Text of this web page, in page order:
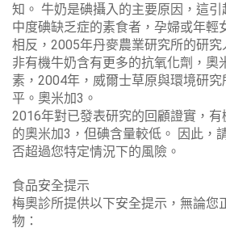
知。 牛奶是碘攝入的主要原因，這
中度碘缺乏症的素食者，孕婦或年輕
相反，2005年丹麥農業研究所的研
非有機牛奶含有更多的抗氧化劑，奧
素，2004年，威爾士草原與環境研
平。奧米加3。
2016年對已發表研究的回顧證實，
的奧米加3，但碘含量較低。 因此，
否超過您特定情況下的風險。
食品安全提示
梅奧診所提供以下安全提示，無論您
物：